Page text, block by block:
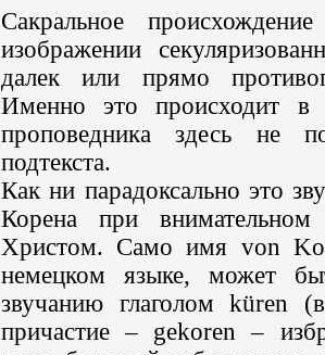
Сакральное
изображении
далек или прямо
Именно это происходит в
проповедника здесь не
подтекста.
Как ни парадоксально это
Корена при
Христом. Само имя von
немецком языке, может
звучанию глаголом küren
причастие – gekoren –